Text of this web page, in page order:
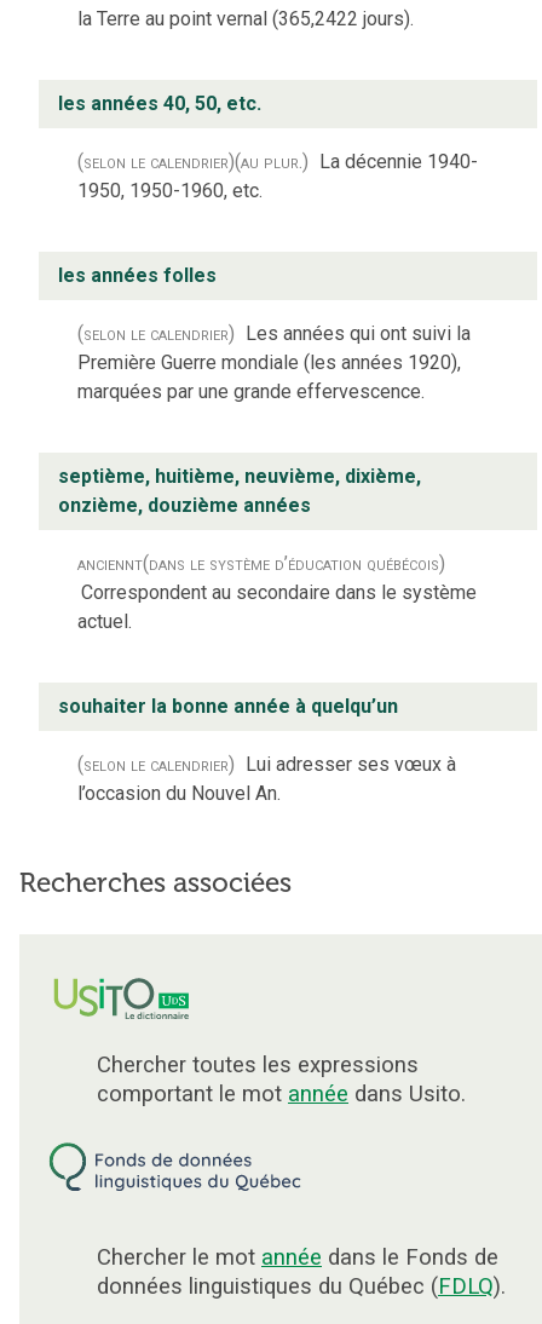
la Terre au point vernal (365,2422 jours).
les années 40, 50, etc.
(selon le calendrier)(au plur.)
La décennie 1940-
1950, 1950-1960, etc.
les années folles
(selon le calendrier)
Les années qui ont suivi la
Première Guerre mondiale (les années 1920),
marquées par une grande effervescence.
septième, huitième, neuvième, dixième,
onzième, douzième années
anciennt(dans le système d’éducation québécois)
Correspondent au secondaire dans le système
actuel.
souhaiter la bonne année à quelqu’un
(selon le calendrier)
Lui adresser ses vœux à
l’occasion du Nouvel An.
Recherches associées
Chercher toutes les expressions
comportant le mot année dans Usito.
Chercher le mot année dans le Fonds de
données linguistiques du Québec (FDLQ).